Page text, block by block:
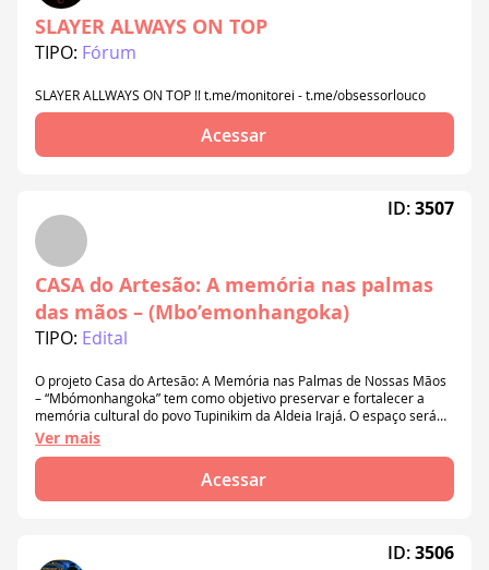
SLAYER ALWAYS ON TOP
TIPO: Fórum
SLAYER ALLWAYS ON TOP !! t.me/monitorei - t.me/obsessorlouco
Acessar
CASA do Artesão: A memória nas palmas
das mãos – (Mbo’emonhangoka)
TIPO: Edital
ID:3507
O projeto Casa do Artesão: A Memória nas Palmas de Nossas Mãos
– “Mbómonhangoka” tem como objetivo preservar e fortalecer a
memória cultural do povo Tupinikim da Aldeia Irajá. O espaço será
destinado à realização de oficinas de artesanato tradicional, rodas
de conversa entre gerações e exposição de artefatos indígenas,
promovendo a transmissão dos saberes ancestrais, valorizando a
Ver mais
Acessar
ID:3506